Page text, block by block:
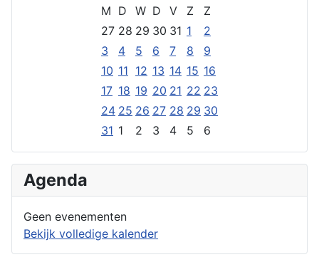
M D W D V Z
Z
27 28 29 30 31 1
2
3
4 5 6 7 8
9
10 11 12 13 14 15 16
17 18 19 20 21 22 23
24 25 26 27 28 29 30
31 1 2 3 4 5 6
Agenda
Geen evenementen
Bekijk volledige kalender